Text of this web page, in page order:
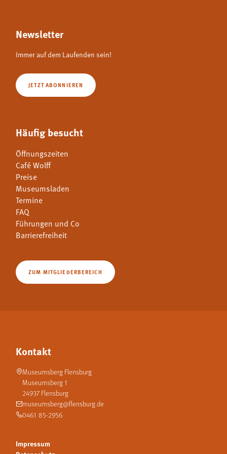
Newsletter
Immer auf dem Laufenden sein!
JETZT ABONNIEREN
Häufig besucht
Öffnungszeiten
Café Wolff
Preise
Museumsladen
Termine
FAQ
Führungen und Co
Barrierefreiheit
ZUM MITGLIEDERBEREICH
Kontakt
Museumsberg Flensburg
Museumsberg 1
24937 Flensburg
museumsberg@flensburg.de
0461 85-2956
Impressum